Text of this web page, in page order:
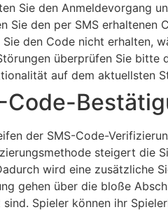
Sie den Anmeldevorgang
Sie den per SMS
Sie den Code nicht erhalten,
überprüfen Sie bitte
auf dem aktuellsten
Code-
der SMS-Code-
steigert die
wird eine zusätzliche
gehen über die bloße
Spieler können ihr